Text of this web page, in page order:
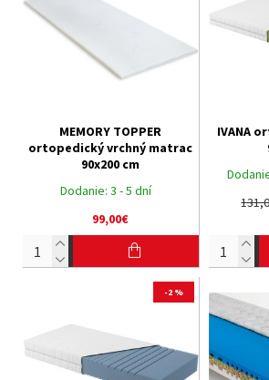
Dodanie: 3 - 5 dní
MEMORY TOPPER
ortopedický vrchný matrac
90x200 cm
99,00€
IVANA
-2 %